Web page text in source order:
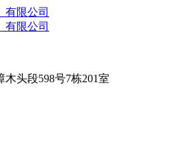
头段598号7栋201室